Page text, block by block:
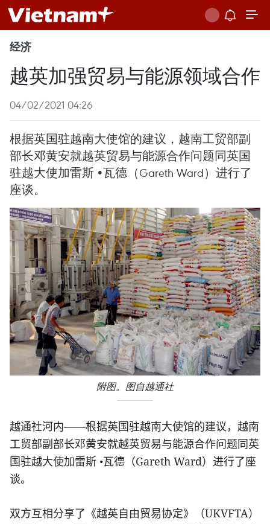
经济
越英加强贸易与能源领域合作
04/02/2021 04:26
根据英国驻越南大使馆的建议，越南工贸部副
部长邓黄安就越英贸易与能源合作问题同英国
驻越大使加雷斯 •瓦德（Gareth Ward）进行了
座谈。
附图。图自越通社
越通社河内——根据英国驻越南大使馆的建议，越南
工贸部副部长邓黄安就越英贸易与能源合作问题同英
国驻越大使加雷斯 •瓦德（Gareth Ward）进行了座
谈。
双方互相分享了《越英自由贸易协定》（UKVFTA）